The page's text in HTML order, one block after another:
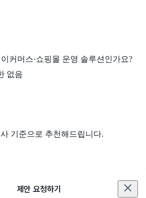
커머스·쇼핑몰 운영 솔루션인가요?
없음
기준으로 추천해드립니다.
제안 요청하기
딱 맞는 솔루션을 만나